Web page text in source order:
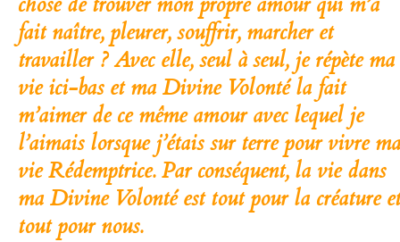
fait naître, pleurer, souffrir, marcher et
travailler ? Avec elle, seul à seul, je répète ma
vie ici-bas et ma Divine Volonté la fait
m’aimer de ce même amour avec lequel je
l’aimais lorsque j’étais sur terre pour vivre ma
vie Rédemptrice. Par conséquent, la vie dans
ma Divine Volonté est tout pour la créature et
tout pour nous.